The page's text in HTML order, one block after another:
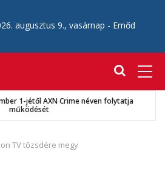
augusztus 9., vasárnap - Emőd
1-jétől AXN Crime néven folytatja
működését
TV tőzsdére megy